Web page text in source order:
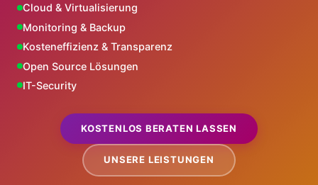
Cloud & Virtualisierung
Monitoring & Backup
Kosteneffizienz & Transparenz
Open Source Lösungen
IT-Security
KOSTENLOS BERATEN LASSEN
UNSERE LEISTUNGEN